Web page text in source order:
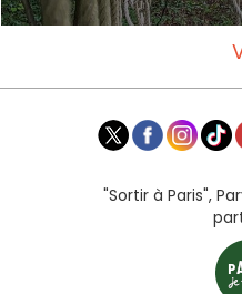
"Sortir à Paris",